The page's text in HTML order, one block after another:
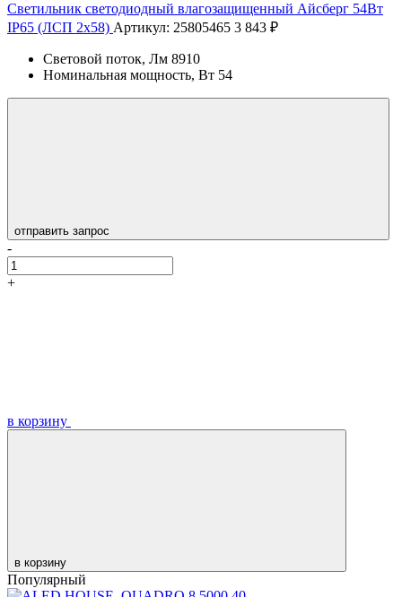
Светильник светодиодный влагозащищенный Айсберг 54Вт
IP65 (ЛСП 2х58) Артикул: 25805465 3 843 ₽
Световой поток, Лм 8910
Номинальная мощность, Вт 54
отправить запрос
-
+
в корзину
в корзину
Популярный